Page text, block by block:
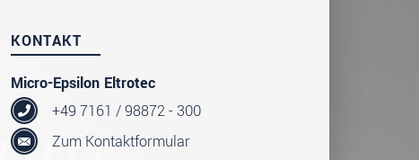
KONTAKT
Micro-Epsilon Eltrotec
+49 7161 / 98872 - 300
Zum Kontaktformular